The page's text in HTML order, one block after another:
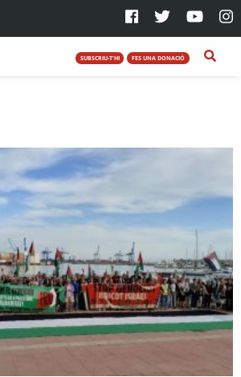
SUBSCRIU-T'HI FES UNA DONACIÓ